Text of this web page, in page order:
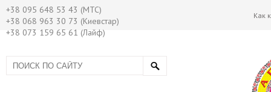
+38 095 648 53 43 (МТС)
+38 068 963 30 73 (Киевстар)
+38 073 159 65 61 (Лайф)
Как